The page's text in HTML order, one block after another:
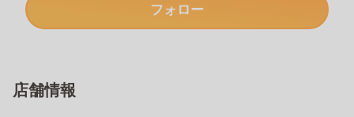
フォロー
店舗情報